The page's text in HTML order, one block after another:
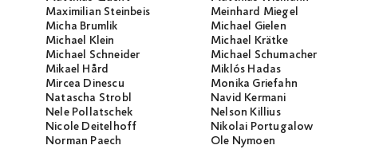
Maximilian Steinbeis Meinhard Miegel
Micha Brumlik Michael Gielen
Michael Klein Michael Krätke
Michael Schneider Michael Schumacher
Mikael Hård Miklós Hadas
Mircea Dinescu Monika Griefahn
Natascha Strobl Navid Kermani
Nele Pollatschek Nelson Killius
Nicole Deitelhoff Nikolai Portugalow
Norman Paech Ole Nymoen